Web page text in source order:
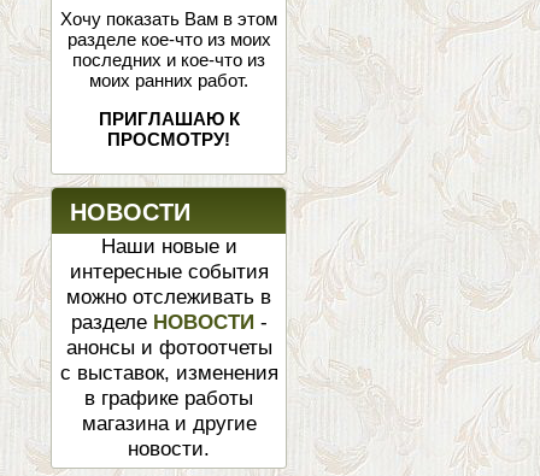
Хочу показать Вам в этом
разделе кое-что из моих
последних и кое-что из
моих ранних работ.
ПРИГЛАШАЮ К
ПРОСМОТРУ!
НОВОСТИ
Наши новые и
интересные события
можно отслеживать в
разделе НОВОСТИ -
анонсы и фотоотчеты
с выставок, изменения
в графике работы
магазина и другие
новости.